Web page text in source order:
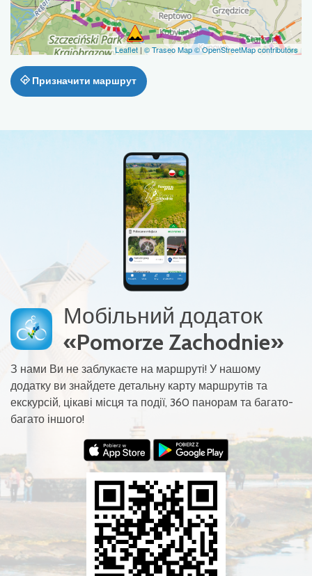
Leaflet | © Traseo Map© OpenStreetMap contributors
Призначити маршрут
Мобільний додаток
«Pomorze Zachodnie»
З нами Ви не заблукаєте на маршруті! У нашому
додатку ви знайдете детальну карту маршрутів та
екскурсій, цікаві місця та події, 360 панорам та багато-
багато іншого!